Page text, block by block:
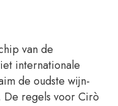
van de
internationale
de oudste wijn-
regels voor Cirò